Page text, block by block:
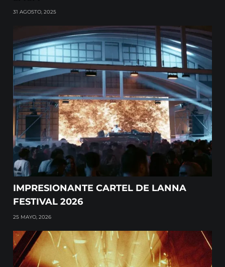
31 AGOSTO, 2025
IMPRESIONANTE CARTEL DE LANNA
FESTIVAL 2026
25 MAYO, 2026